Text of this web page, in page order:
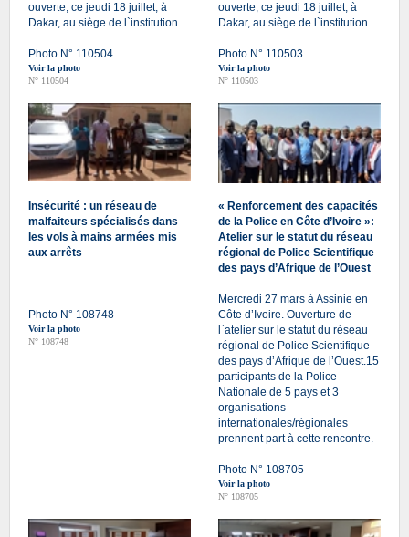
ouverte, ce jeudi 18 juillet, à
Dakar, au siège de l`institution.
Photo N° 110504
Voir la photo
N° 110504
ouverte, ce jeudi 18 juillet, à
Dakar, au siège de l`institution.
Photo N° 110503
Voir la photo
N° 110503
Insécurité : un réseau de
malfaiteurs spécialisés dans
les vols à mains armées mis
aux arrêts
Photo N° 108748
Voir la photo
N° 108748
« Renforcement des capacités
de la Police en Côte d’Ivoire »:
Atelier sur le statut du réseau
régional de Police Scientifique
des pays d’Afrique de l’Ouest
Mercredi 27 mars à Assinie en
Côte d’Ivoire. Ouverture de
l`atelier sur le statut du réseau
régional de Police Scientifique
des pays d’Afrique de l’Ouest.15
participants de la Police
Nationale de 5 pays et 3
organisations
internationales/régionales
prennent part à cette rencontre.
Photo N° 108705
Voir la photo
N° 108705